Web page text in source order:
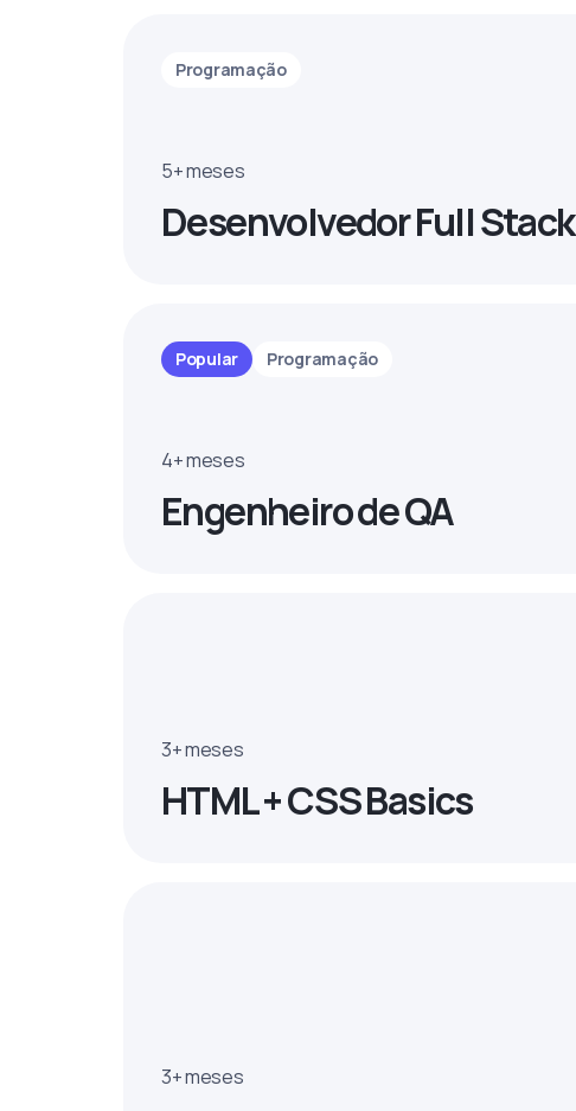
Programação
5+ meses
Desenvolvedor Full Stack
Popular Programação
4+ meses
Engenheiro de QA
3+ meses
HTML + CSS Basics
3+ meses